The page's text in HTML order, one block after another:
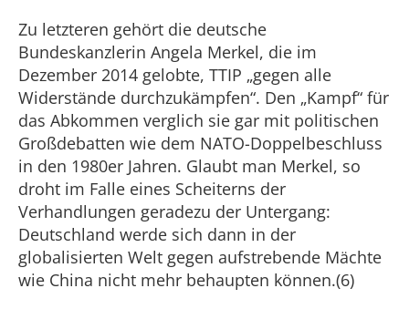
Zu letzteren gehört die deutsche
Bundeskanzlerin Angela Merkel, die im
Dezember 2014 gelobte, TTIP „gegen alle
Widerstände durchzukämpfen“. Den „Kampf“ für
das Abkommen verglich sie gar mit politischen
Großdebatten wie dem NATO-Doppelbeschluss
in den 1980er Jahren. Glaubt man Merkel, so
droht im Falle eines Scheiterns der
Verhandlungen geradezu der Untergang:
Deutschland werde sich dann in der
globalisierten Welt gegen aufstrebende Mächte
wie China nicht mehr behaupten können.(6)